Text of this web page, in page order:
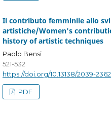
Il contributo femminile allo
artistiche/Women's
history of artistic techniques
Paolo Bensi
521-532
https://doi.org/10.13138/2039-
PDF